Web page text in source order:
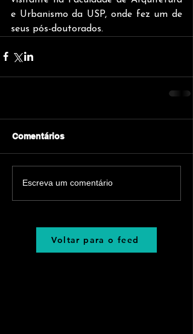
e Urbanismo da USP, onde fez um de
seus pós-doutorados.
Comentários
Escreva um comentário
Voltar para o feed